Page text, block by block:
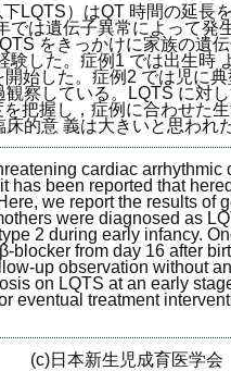
LQTS）はQT 時間の延長
では遺伝子異常によって発
をきっかけに家族の遺
した。症例1 では出生時
始した。症例2 では児に
察している。LQTS に対
把握し，症例に合わせた
的意 義は大きいと思われた
cardiac arrhythmic
has been reported that
we report the results of
were diagnosed as
2 during early infancy.
blocker from day 16 after
up observation without
on LQTS at an early
eventual treatment
(c)日本新生児成育医学